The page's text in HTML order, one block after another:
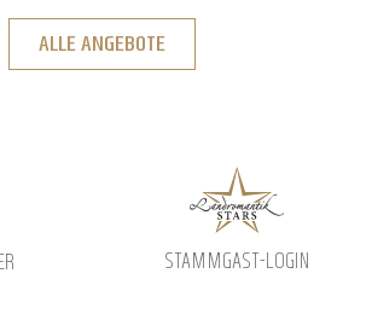
ALLE ANGEBOTE
STAMMGAST-LOGIN